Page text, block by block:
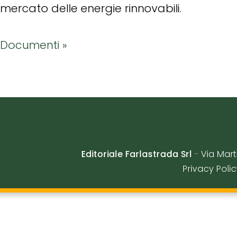
mercato delle energie rinnovabili.
Documenti »
Editoriale Farlastrada Srl - Via
Privacy